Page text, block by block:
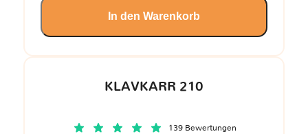
KLAVKARR 210
139 Bewertungen
In den Warenkorb